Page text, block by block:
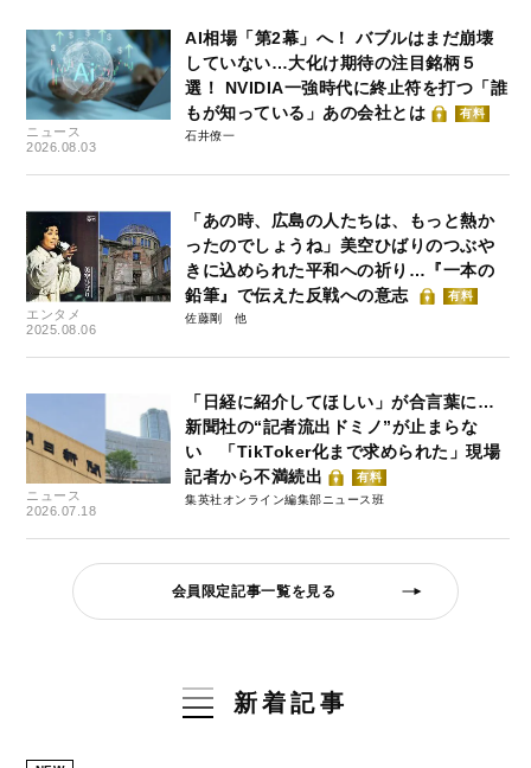
ニュース
2026.08.03
AI相場「第2幕」へ！ バブルはまだ崩壊
していない…大化け期待の注目銘柄５
選！ NVIDIA一強時代に終止符を打つ「誰
もが知っている」あの会社とは
有料
石井僚一
エンタメ
2025.08.06
「あの時、広島の人たちは、もっと熱か
ったのでしょうね」美空ひばりのつぶや
きに込められた平和への祈り…『一本の
鉛筆』で伝えた反戦への意志
有料
佐藤剛
ニュース
2026.07.18
「日経に紹介してほしい」が合言葉に…
新聞社の“記者流出ドミノ”が止まらな
い 「TikToker化まで求められた」現場
記者から不満続出
有料
集英社オンライン編集部ニュース班
会員限定記事一覧を見る
新着記事